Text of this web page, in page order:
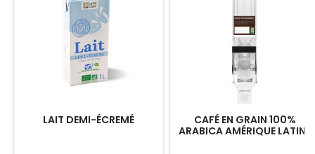
LAIT DEMI-ÉCREMÉ
CAFÉ EN GRAIN 100%
ARABICA AMÉRIQUE LATINE